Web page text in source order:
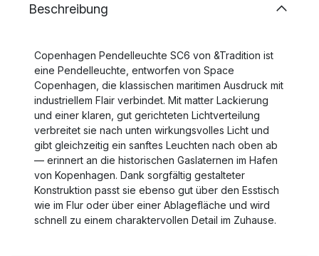
Beschreibung
Copenhagen Pendelleuchte SC6 von &Tradition ist
eine Pendelleuchte, entworfen von Space
Copenhagen, die klassischen maritimen Ausdruck mit
industriellem Flair verbindet. Mit matter Lackierung
und einer klaren, gut gerichteten Lichtverteilung
verbreitet sie nach unten wirkungsvolles Licht und
gibt gleichzeitig ein sanftes Leuchten nach oben ab
— erinnert an die historischen Gaslaternen im Hafen
von Kopenhagen. Dank sorgfältig gestalteter
Konstruktion passt sie ebenso gut über den Esstisch
wie im Flur oder über einer Ablagefläche und wird
schnell zu einem charaktervollen Detail im Zuhause.